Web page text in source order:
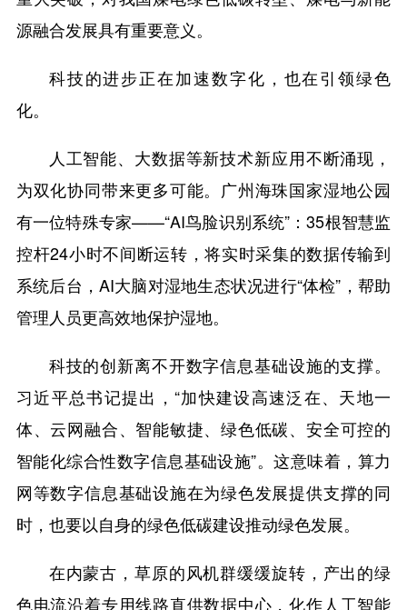
源融合发展具有重要意义。
科技的进步正在加速数字化，也在引领绿色
化。
人工智能、大数据等新技术新应用不断涌现，
为双化协同带来更多可能。广州海珠国家湿地公园
有一位特殊专家——“AI鸟脸识别系统”：35根智慧监
控杆24小时不间断运转，将实时采集的数据传输到
系统后台，AI大脑对湿地生态状况进行“体检”，帮助
管理人员更高效地保护湿地。
科技的创新离不开数字信息基础设施的支撑。
习近平总书记提出，“加快建设高速泛在、天地一
体、云网融合、智能敏捷、绿色低碳、安全可控的
智能化综合性数字信息基础设施”。这意味着，算力
网等数字信息基础设施在为绿色发展提供支撑的同
时，也要以自身的绿色低碳建设推动绿色发展。
在内蒙古，草原的风机群缓缓旋转，产出的绿
色电流沿着专用线路直供数据中心，化作人工智能